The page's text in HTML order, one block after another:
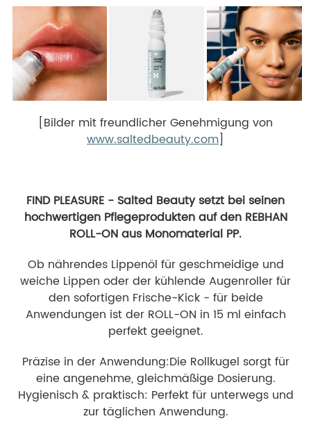
[Bilder mit freundlicher Genehmigung von
www.saltedbeauty.com]
FIND PLEASURE - Salted Beauty setzt bei seinen
hochwertigen Pflegeprodukten auf den REBHAN
ROLL-ON aus Monomaterial PP.
Ob nährendes Lippenöl für geschmeidige und
weiche Lippen oder der kühlende Augenroller für
den sofortigen Frische-Kick - für beide
Anwendungen ist der ROLL-ON in 15 ml einfach
perfekt geeignet.
Präzise in der Anwendung:Die Rollkugel sorgt für
eine angenehme, gleichmäßige Dosierung.
Hygienisch & praktisch: Perfekt für unterwegs und
zur täglichen Anwendung.